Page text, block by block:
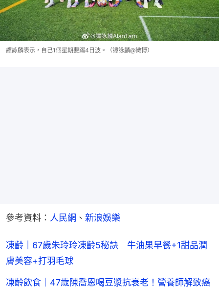
譚詠麟表示，自己1個星期要踢4日波。（譚詠麟@微博）
參考資料： 人民網 、 新浪娛樂
凍齡｜67歲朱玲玲凍齡5秘訣 牛油果早餐+1甜品潤
膚美容+打羽毛球
凍齡飲食｜47歲陳喬恩喝豆漿抗衰老！營養師解致癌